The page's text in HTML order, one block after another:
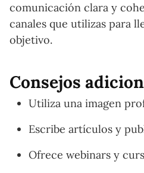
comunicación clara y
canales que utilizas para
objetivo.
Consejos
Utiliza una imagen
Escribe artículos y
Ofrece webinars y